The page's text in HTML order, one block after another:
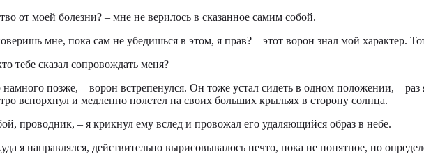
от моей болезни? – мне не верилось в сказанное самим собой.
мне, пока сам не убедишься в этом, я прав? – этот ворон знал мой характер.
тебе сказал сопровождать меня?
позже, – ворон встрепенулся. Он тоже устал сидеть в одном положении, –
вспорхнул и медленно полетел на своих больших крыльях в сторону солнца.
проводник, – я крикнул ему вслед и провожал его удаляющийся образ в небе.
я направлялся, действительно вырисовывалось нечто, пока не понятное, но